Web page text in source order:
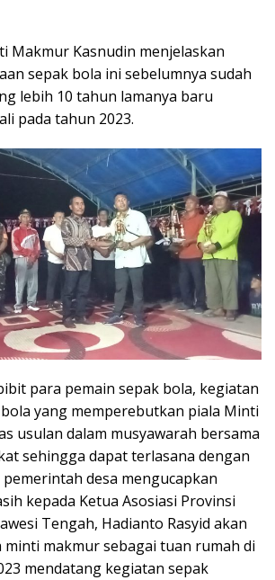
Makmur Kasnudin menjelaskan
sepak bola ini sebelumnya sudah
lebih 10 tahun lamanya baru
pada tahun 2023.
para pemain sepak bola, kegiatan
yang memperebutkan piala Minti
usulan dalam musyawarah bersama
sehingga dapat terlasana dengan
pemerintah desa mengucapkan
kepada Ketua Asosiasi Provinsi
Tengah, Hadianto Rasyid akan
minti makmur sebagai tuan rumah di
mendatang kegiatan sepak